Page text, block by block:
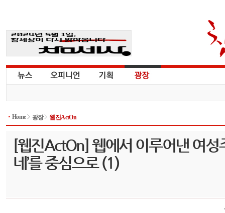
Home 광장 웹진ActOn
[웹진ActOn] 웹에서 이루어낸 여성
네’를 중심으로 (1)